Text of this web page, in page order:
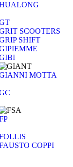
SCOOTERS
SHIFT
MOTTA
COPPI